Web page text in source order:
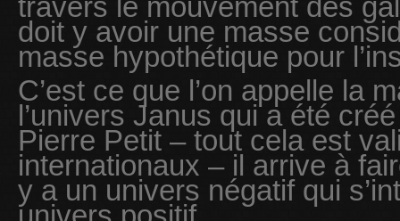
travers le mouvement des
doit y avoir une masse
masse hypothétique pour
C’est ce que l’on appelle la
l’univers Janus qui a été
Pierre Petit – tout cela est
internationaux – il arrive à
y a un univers négatif qui